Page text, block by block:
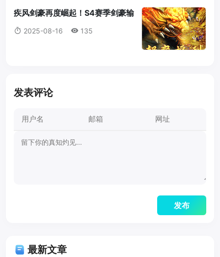
疾风剑豪再度崛起！S4赛季剑豪输
出机制全解析
2025-08-16 135
发表评论
最新文章